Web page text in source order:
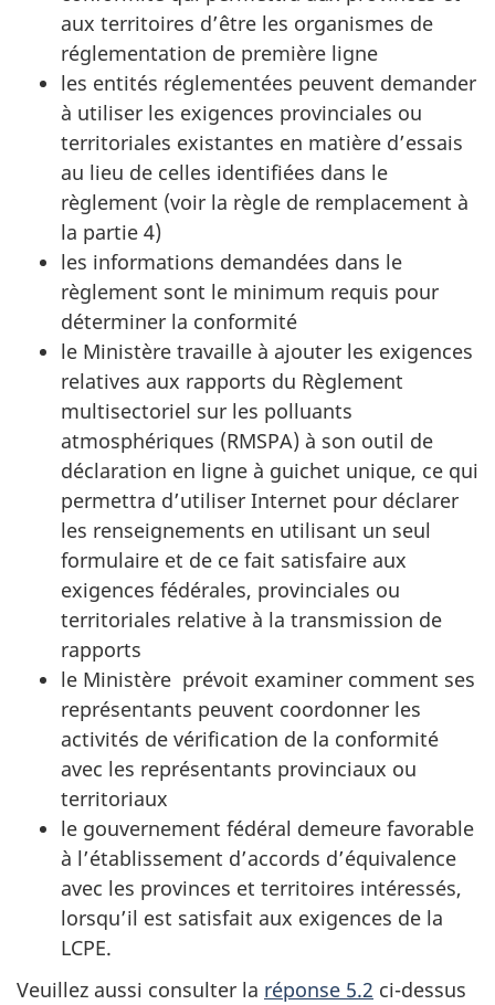
aux territoires d’être les organismes de
réglementation de première ligne
les entités réglementées peuvent demander
à utiliser les exigences provinciales ou
territoriales existantes en matière d’essais
au lieu de celles identifiées dans le
règlement (voir la règle de remplacement à
la partie 4)
les informations demandées dans le
règlement sont le minimum requis pour
déterminer la conformité
le Ministère travaille à ajouter les exigences
relatives aux rapports du Règlement
multisectoriel sur les polluants
atmosphériques (RMSPA) à son outil de
déclaration en ligne à guichet unique, ce qui
permettra d’utiliser Internet pour déclarer
les renseignements en utilisant un seul
formulaire et de ce fait satisfaire aux
exigences fédérales, provinciales ou
territoriales relative à la transmission de
rapports
le Ministère prévoit examiner comment ses
représentants peuvent coordonner les
activités de vérification de la conformité
avec les représentants provinciaux ou
territoriaux
le gouvernement fédéral demeure favorable
à l’établissement d’accords d’équivalence
avec les provinces et territoires intéressés,
lorsqu’il est satisfait aux exigences de la
LCPE.
Veuillez aussi consulter la réponse 5.2 ci-dessus